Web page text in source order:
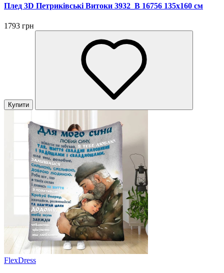
Плед 3D Петриківські Витоки 3932_B 16756 135х160 см
1793 грн
Купити
FlexDress